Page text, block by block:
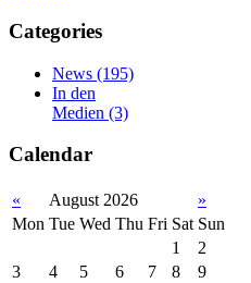
Categories
News (195)
In den
Medien (3)
Calendar
« August 2026
»
Mon Tue Wed Thu Fri Sat Sun
1
2
3
4 5 6 7 8
9